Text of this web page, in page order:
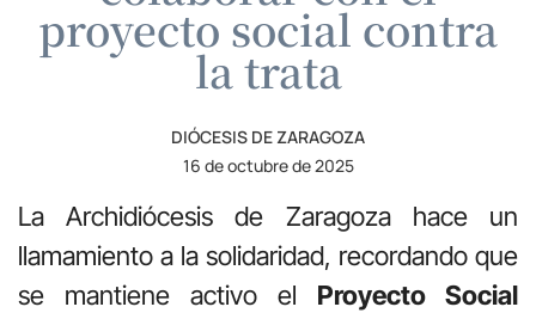
proyecto social contra
la trata
DIÓCESIS DE ZARAGOZA
16 de octubre de 2025
La Archidiócesis de Zaragoza hace un
llamamiento a la solidaridad, recordando que
se mantiene activo el Proyecto Social